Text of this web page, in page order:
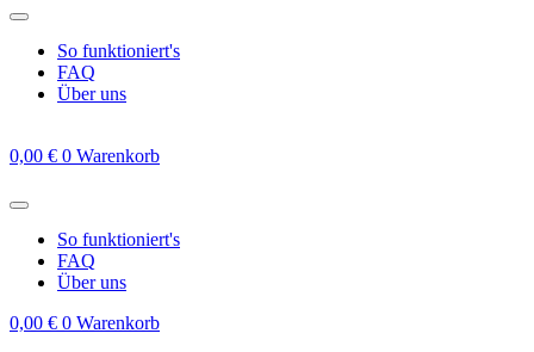
So funktioniert's
FAQ
Über uns
0,00 € 0 Warenkorb
So funktioniert's
FAQ
Über uns
0,00 € 0 Warenkorb